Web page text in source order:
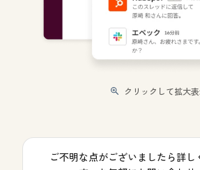
クリックして拡大
ご不明な点がございましたら詳し